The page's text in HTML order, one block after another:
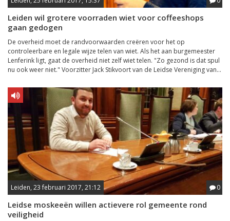
Leiden wil grotere voorraden wiet voor coffeeshops
gaan gedogen
De overheid moet de randvoorwaarden creëren voor het op
controleerbare en legale wijze telen van wiet. Als het aan burgemeester
Lenferink ligt, gaat de overheid niet zelf wiet telen. "Zo gezond is dat spul
nu ook weer niet." Voorzitter Jack Stikvoort van de Leidse Vereniging van...
Leiden, 23 februari 2017, 21:12 0
Leidse moskeeën willen actievere rol gemeente rond
veiligheid